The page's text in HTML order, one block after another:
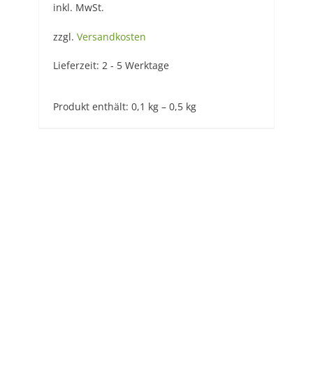
inkl. MwSt.
zzgl. Versandkosten
Lieferzeit: 2 - 5 Werktage
Produkt enthält: 0,1 kg – 0,5 kg